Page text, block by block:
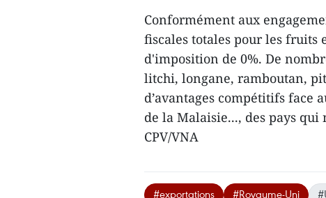
Conformément aux
fiscales totales pour les fruits
d'imposition de 0%. De
litchi, longane, ramboutan,
d’avantages compétitifs face
de la Malaisie..., des pays qui
CPV/VNA
#exportations #Royaume-Uni